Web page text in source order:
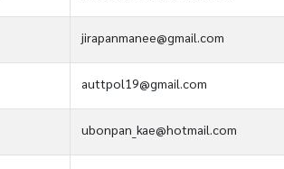
jirapanmanee@gmail.com
auttpol19@gmail.com
ubonpan_kae@hotmail.com